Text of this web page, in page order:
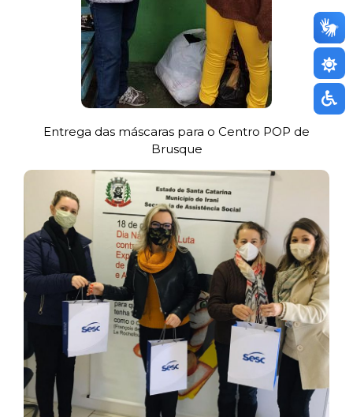
Entrega das máscaras para o Centro POP de
Brusque